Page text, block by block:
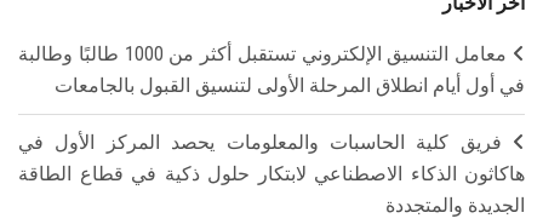
معامل التنسيق الإلكتروني تستقبل أكثر من 1000 طالبًا وطالبة
في أول أيام انطلاق المرحلة الأولى لتنسيق القبول بالجامعات
فريق كلية الحاسبات والمعلومات يحصد المركز الأول في
هاكاثون الذكاء الاصطناعي لابتكار حلول ذكية في قطاع الطاقة
الجديدة والمتجددة